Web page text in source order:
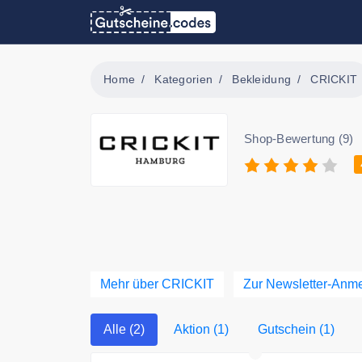
Home Kategorien Bekleidung CRICKIT
Shop-Bewertung (9)
Mehr über CRICKIT Zur Newsletter-
Alle (2) Aktion (1) Gutschein (1)